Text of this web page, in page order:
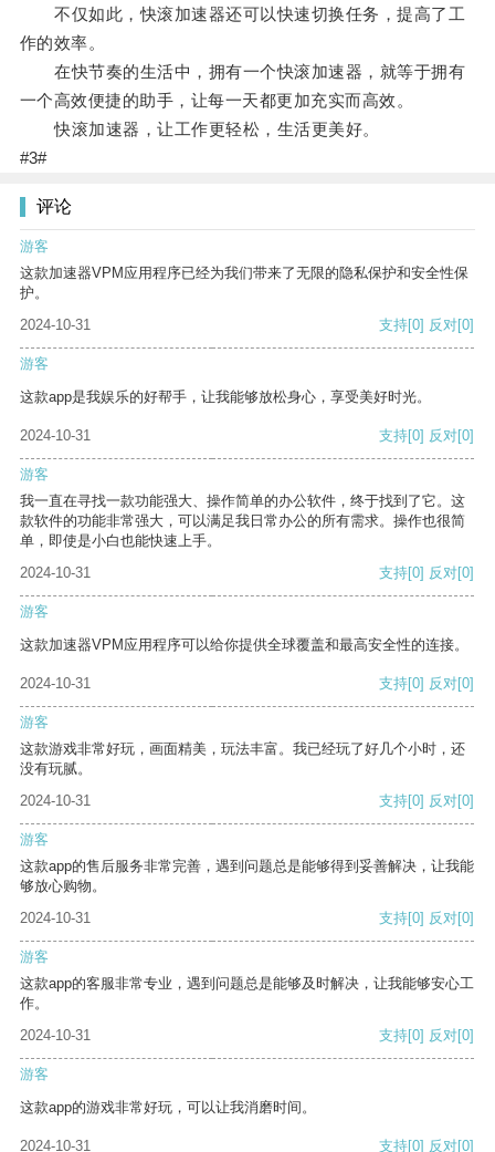
不仅如此，快滚加速器还可以快速切换任务，提高了工
作的效率。
在快节奏的生活中，拥有一个快滚加速器，就等于拥有
一个高效便捷的助手，让每一天都更加充实而高效。
快滚加速器，让工作更轻松，生活更美好。
#3#
评论
游客
这款加速器VPM应用程序已经为我们带来了无限的隐私保护和安全性保
护。
2024-10-31
支持[0] 反对[0]
游客
这款app是我娱乐的好帮手，让我能够放松身心，享受美好时光。
2024-10-31 支持[0] 反对[0]
游客
我一直在寻找一款功能强大、操作简单的办公软件，终于找到了它。这
款软件的功能非常强大，可以满足我日常办公的所有需求。操作也很简
单，即使是小白也能快速上手。
2024-10-31
支持[0] 反对[0]
游客
这款加速器VPM应用程序可以给你提供全球覆盖和最高安全性的连接。
2024-10-31 支持[0] 反对[0]
游客
这款游戏非常好玩，画面精美，玩法丰富。我已经玩了好几个小时，还
没有玩腻。
2024-10-31
支持[0] 反对[0]
游客
这款app的售后服务非常完善，遇到问题总是能够得到妥善解决，让我能
够放心购物。
2024-10-31
支持[0] 反对[0]
游客
这款app的客服非常专业，遇到问题总是能够及时解决，让我能够安心工
作。
2024-10-31
支持[0] 反对[0]
游客
这款app的游戏非常好玩，可以让我消磨时间。
2024-10-31 支持[0] 反对[0]